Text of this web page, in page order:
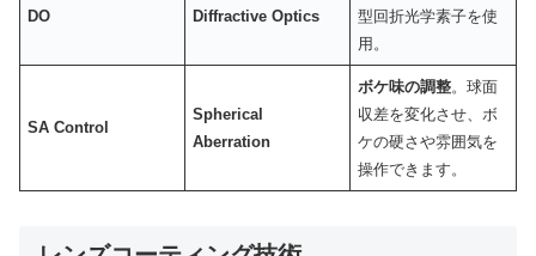
DO Diffractive Optics
型回折光学素子を使
用。
SA Control
Spherical
Aberration
ボケ味の調整。球面
収差を変化させ、ボ
ケの硬さや雰囲気を
操作できます。